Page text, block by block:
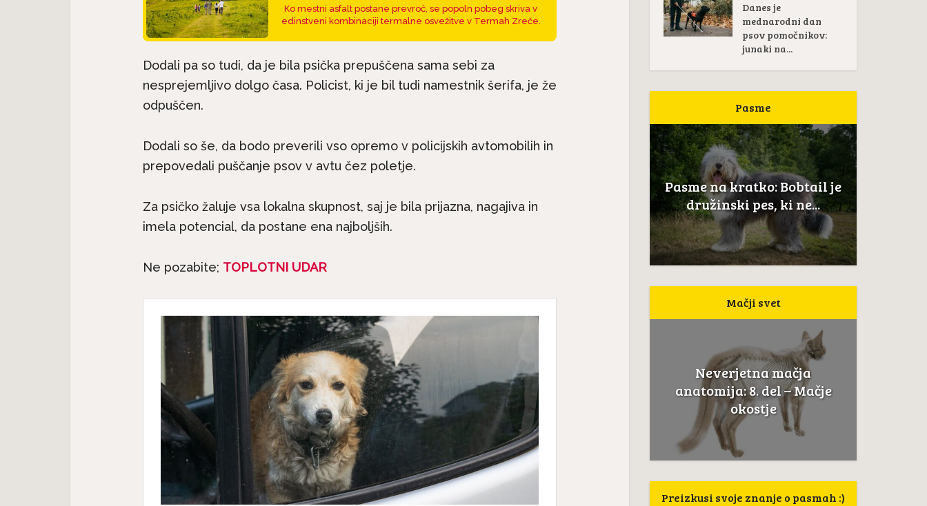
Ko mestni asfalt postane prevroč, se popoln pobeg skriva v
edinstveni kombinaciji termalne osvežitve v Termah Zreče.
Dodali pa so tudi, da je bila psička prepuščena sama sebi za
nesprejemljivo dolgo časa. Policist, ki je bil tudi namestnik šerifa, je že
odpuščen.
Dodali so še, da bodo preverili vso opremo v policijskih avtomobilih in
prepovedali puščanje psov v avtu čez poletje.
Za psičko žaluje vsa lokalna skupnost, saj je bila prijazna, nagajiva in
imela potencial, da postane ena najboljših.
Ne pozabite; TOPLOTNI UDAR
Danes je
mednarodni dan
psov pomočnikov:
junaki na...
Pasme
Havanski bišon, majhen...
Pasme na kratko: Irski
ne...
si vedno želi biti skupaj...
Pasme na kratko: Bobtail je
družinski pes, ki ne...
Mačji svet
Neverjetna mačja
anatomija: 7. del – Mačji rep
Neverjetna mačja
anatomija: 9. del – Mačji
zobje
Le še do konca avgusta
popolne subvencije za...
Neverjetna mačja
anatomija: 8. del – Mačje
okostje
Preizkusi svoje znanje o pasmah :)